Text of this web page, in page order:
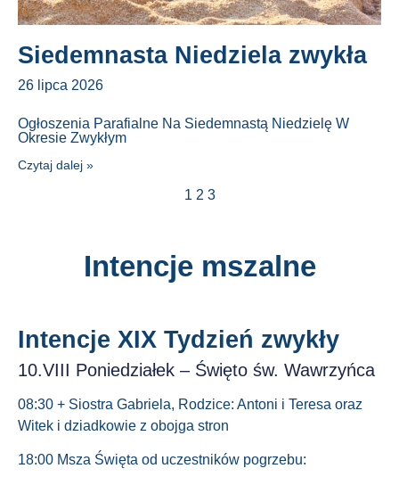
Siedemnasta Niedziela zwykła
26 lipca 2026
Ogłoszenia Parafialne Na Siedemnastą Niedzielę W
Okresie Zwykłym
Czytaj dalej »
1 2 3
Intencje mszalne
Intencje XIX Tydzień zwykły
10.VIII Poniedziałek – Święto św. Wawrzyńca
08:30 + Siostra Gabriela, Rodzice: Antoni i Teresa oraz
Witek i dziadkowie z obojga stron
18:00 Msza Święta od uczestników pogrzebu: